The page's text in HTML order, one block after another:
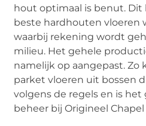
hout optimaal is benut.
beste hardhouten vloeren
waarbij rekening wordt
milieu. Het gehele
namelijk op aangepast.
parket vloeren uit bossen
volgens de regels en is het
beheer bij Origineel Chapel